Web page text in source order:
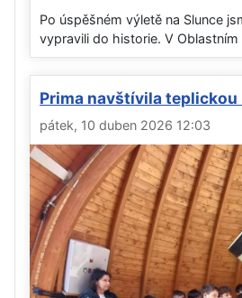
Po úspěšném výletě na Slunce
vypravili do historie. V
Prima navštívila teplickou
pátek, 10 duben 2026 12:03